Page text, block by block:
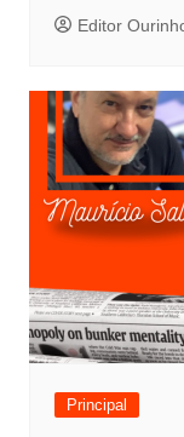
Editor
Principal